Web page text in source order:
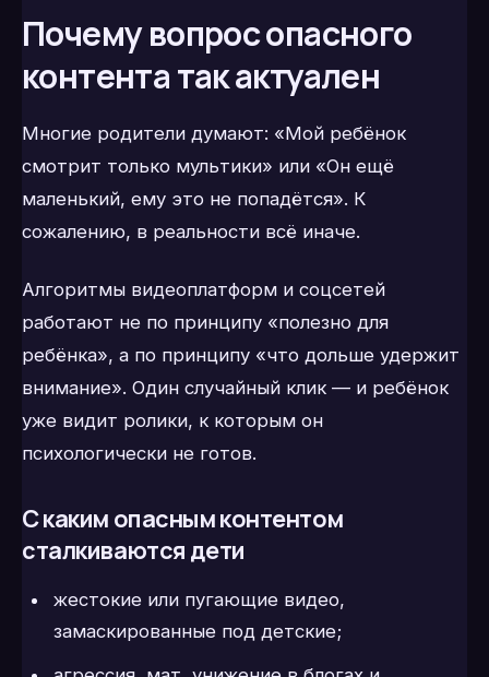
Почему вопрос опасного
контента так актуален
Многие родители думают: «Мой ребёнок
смотрит только мультики» или «Он ещё
маленький, ему это не попадётся». К
сожалению, в реальности всё иначе.
Алгоритмы видеоплатформ и соцсетей
работают не по принципу «полезно для
ребёнка», а по принципу «что дольше удержит
внимание». Один случайный клик — и ребёнок
уже видит ролики, к которым он
психологически не готов.
С каким опасным контентом
сталкиваются дети
жестокие или пугающие видео,
замаскированные под детские;